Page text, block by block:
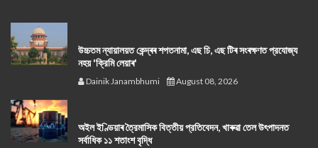
উচ্চতম ন্যায়ালয়ত কেন্দ্ৰৰ শপতনামা, এছ চি, এছ টিৰ সংৰক্ষণত প্রযোজ্য
নহয় 'ক্রিমি লেয়াৰ'
Dainik Janambhumi August 08, 2026
অইল ইণ্ডিয়াৰ ত্রৈমাসিক বিত্তীয় প্রতিবেদন, খাৰুৱা তেল উৎপাদনত
সর্বাধিক ১১ শতাংশ বৃদ্ধি